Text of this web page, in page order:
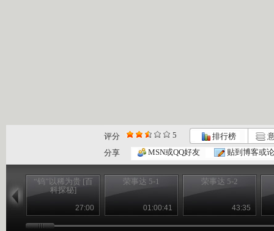
评分 5 排行榜
分享
MSN或QQ好友 贴到博客或
“钨”以稀为贵 [百
科探秘]
27:00
荣事达 5-1
01:00:41
荣事达 5-2
43:35